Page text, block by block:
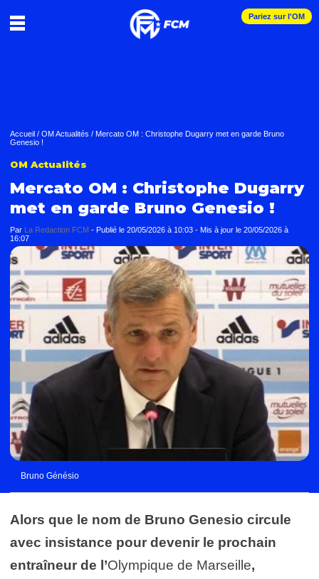
Pariez sur l'OM
Accueil / OM Actualités / Mercato OM : Christophe Dugarry met en garde Bruno
Genesio !
OM Actualités
Mercato OM : Christophe Dugarry
met en garde Bruno Genesio !
Par La Redaction FCM - Publié le 20/05/2026 à 10:03 - Mis à jour le 20/05/2026 à
16:07
Bruno Génésio
Alors que le nom de Bruno Genesio circule
avec insistance pour devenir le prochain
entraîneur de l’Olympique de Marseille,